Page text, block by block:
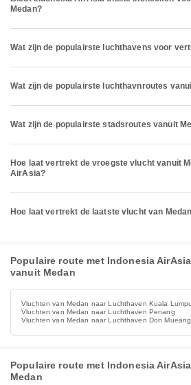
Medan?
Wat zijn de populairste luchthavens voor
Wat zijn de populairste luchthavnroutes
Wat zijn de populairste stadsroutes vanuit
Hoe laat vertrekt de vroegste vlucht vanuit
AirAsia?
Hoe laat vertrekt de laatste vlucht van
Populaire route met Indonesia
vanuit Medan
Vluchten van Medan naar Luchthaven Kuala
Vluchten van Medan naar Luchthaven Penang
Vluchten van Medan naar Luchthaven Don Mueang
Populaire route met Indonesia
Medan